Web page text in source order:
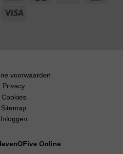
voorwaarden
Privacy
Cookies
Sitemap
Inloggen
Online